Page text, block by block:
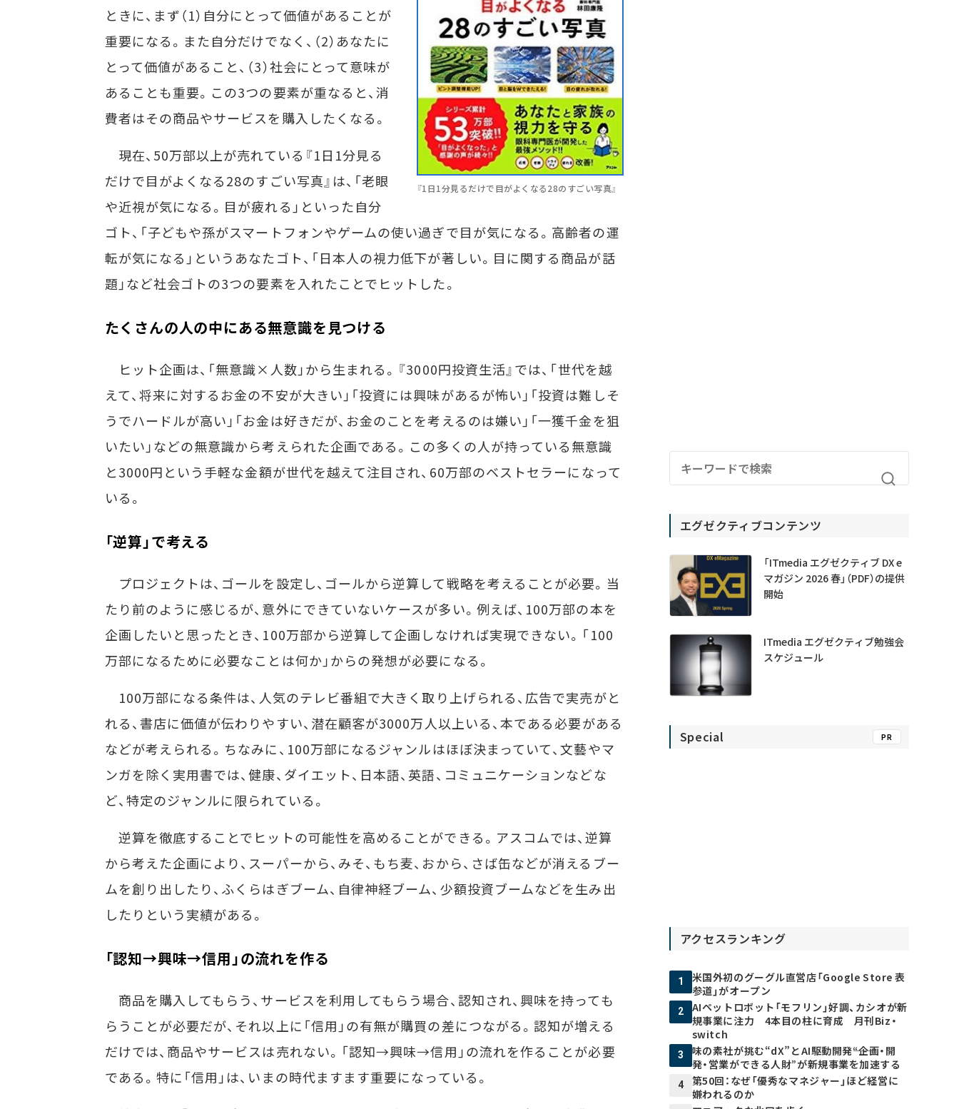
『1日1分見るだけで目がよくなる28のすごい写真』
ときに、まず（1）自分にとって価値があることが
重要になる。また自分だけでなく、（2）あなたに
とって価値があること、（3）社会にとって意味が
あることも重要。この3つの要素が重なると、消
費者はその商品やサービスを購入したくなる。
現在、50万部以上が売れている『1日1分見る
だけで目がよくなる28のすごい写真』は、「老眼
や近視が気になる。目が疲れる」といった自分
ゴト、「子どもや孫がスマートフォンやゲームの使い過ぎで目が気になる。高齢者の運
転が気になる」というあなたゴト、「日本人の視力低下が著しい。目に関する商品が話
題」など社会ゴトの3つの要素を入れたことでヒットした。
たくさんの人の中にある無意識を見つける
ヒット企画は、「無意識×人数」から生まれる。『3000円投資生活』では、「世代を越
えて、将来に対するお金の不安が大きい」「投資には興味があるが怖い」「投資は難しそ
うでハードルが高い」「お金は好きだが、お金のことを考えるのは嫌い」「一獲千金を狙
いたい」などの無意識から考えられた企画である。この多くの人が持っている無意識
と3000円という手軽な金額が世代を越えて注目され、60万部のベストセラーになって
いる。
「逆算」で考える
プロジェクトは、ゴールを設定し、ゴールから逆算して戦略を考えることが必要。当
たり前のように感じるが、意外にできていないケースが多い。例えば、100万部の本を
企画したいと思ったとき、100万部から逆算して企画しなければ実現できない。「100
万部になるために必要なことは何か」からの発想が必要になる。
100万部になる条件は、人気のテレビ番組で大きく取り上げられる、広告で実売がと
れる、書店に価値が伝わりやすい、潜在顧客が3000万人以上いる、本である必要がある
などが考えられる。ちなみに、100万部になるジャンルはほぼ決まっていて、文藝やマ
ンガを除く実用書では、健康、ダイエット、日本語、英語、コミュニケーションなどな
ど、特定のジャンルに限られている。
逆算を徹底することでヒットの可能性を高めることができる。アスコムでは、逆算
から考えた企画により、スーパーから、みそ、もち麦、おから、さば缶などが消えるブー
ムを創り出したり、ふくらはぎブーム、自律神経ブーム、少額投資ブームなどを生み出
したりという実績がある。
「認知→興味→信用」の流れを作る
商品を購入してもらう、サービスを利用してもらう場合、認知され、興味を持っても
らうことが必要だが、それ以上に「信用」の有無が購買の差につながる。認知が増える
だけでは、商品やサービスは売れない。「認知→興味→信用」の流れを作ることが必要
である。特に「信用」は、いまの時代ますます重要になっている。
エグゼクティブコンテンツ
「ITmedia エグゼクティブ DX e
マガジン 2026 春」（PDF）の提供
開始
ITmedia エグゼクティブ勉強会
スケジュール
Special PR
アクセスランキング
1
米国外初のグーグル直営店「Google Store 表
参道」がオープン
2
AIペットロボット「モフリン」好調、カシオが新
規事業に注力 4本目の柱に育成 月刊Biz・
switch
3
味の素社が挑む“dX”とAI駆動開発――“企画・開
発・営業ができる人財”が新規事業を加速する
4
第50回：なぜ「優秀なマネジャー」ほど経営に
嫌われるのか